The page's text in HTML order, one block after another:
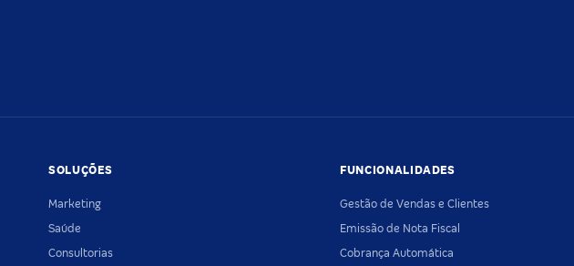
SOLUÇÕES
Marketing
Saúde
Consultorias
FUNCIONALIDADES
Gestão de Vendas e Clientes
Emissão de Nota Fiscal
Cobrança Automática